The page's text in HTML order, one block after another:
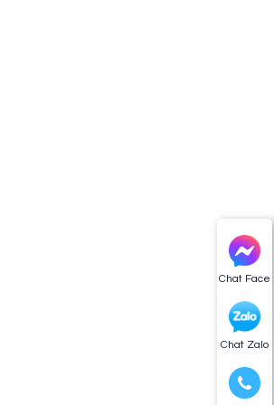
Chat Face
Chat Zalo